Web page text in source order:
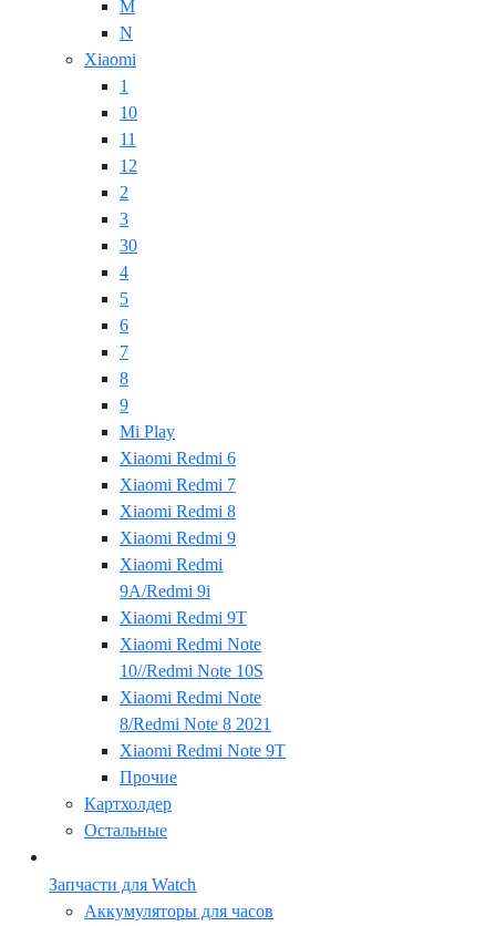
M
N
Xiaomi
1
10
11
12
2
3
30
4
5
6
7
8
9
Mi Play
Xiaomi Redmi 6
Xiaomi Redmi 7
Xiaomi Redmi 8
Xiaomi Redmi 9
Xiaomi Redmi
9A/Redmi 9i
Xiaomi Redmi 9T
Xiaomi Redmi Note
10//Redmi Note 10S
Xiaomi Redmi Note
8/Redmi Note 8 2021
Xiaomi Redmi Note 9T
Прочие
Картхолдер
Остальные
Запчасти для Watch
Аккумуляторы для часов